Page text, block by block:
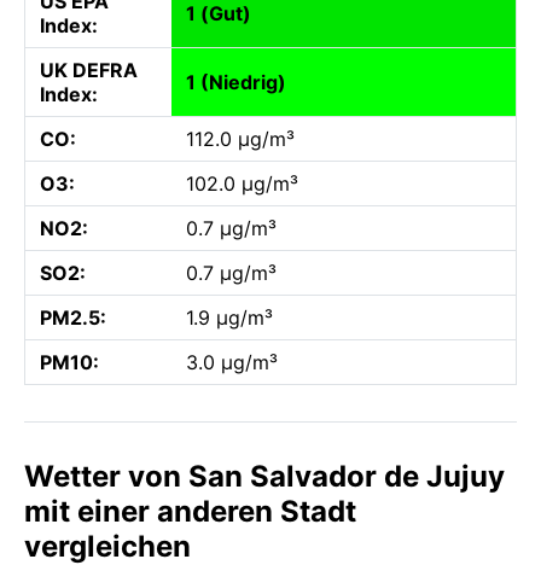
Index:
1 (Gut)
UK DEFRA
Index:
1 (Niedrig)
CO:
112.0 µg/m³
O3:
102.0 µg/m³
NO2:
0.7 µg/m³
SO2:
0.7 µg/m³
PM2.5:
1.9 µg/m³
PM10:
3.0 µg/m³
Wetter von San Salvador de Jujuy
mit einer anderen Stadt
vergleichen